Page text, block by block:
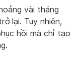
vài tháng
lại. Tuy nhiên,
hồi mà chỉ tạo